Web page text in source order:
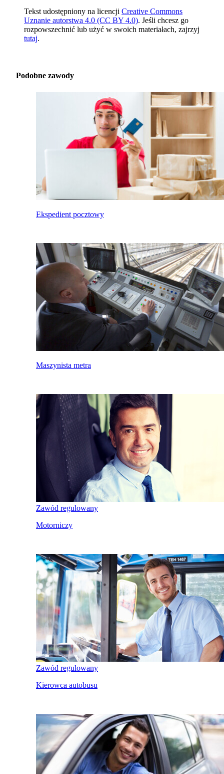
Tekst udostępniony na licencji Creative Commons
Uznanie autorstwa 4.0 (CC BY 4.0). Jeśli chcesz go
rozpowszechnić lub użyć w swoich materiałach, zajrzyj
tutaj.
Podobne zawody
Ekspedient pocztowy
Maszynista metra
Zawód regulowany
Motorniczy
Zawód regulowany
Kierowca autobusu